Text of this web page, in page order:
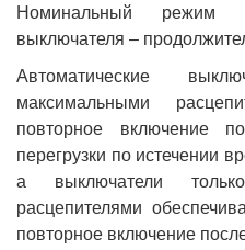
Номинальный режим
выключателя –
Автоматические
максимальными
повторное включение
перегрузки по истечении
а выключатели
расцепителями
повторное включение